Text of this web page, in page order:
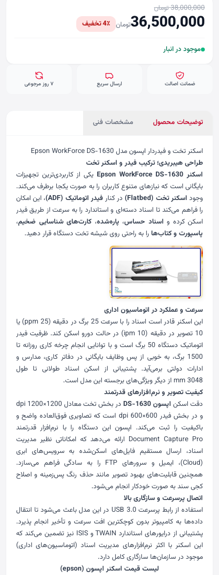
38,000,000 تومان
36,500,000تومان 4٪ تخفیف
موجود در انبار
ضمانت اصالت ارسال سریع ۷ روز مرجوعی
توضیحات محصول مشخصات فنی
اسکنر تخت و فیدردار اپسون مدل Epson WorkForce DS-1630
طراحی هیبریدی؛ ترکیب فیدر و اسکنر تخت
اسکنر Epson WorkForce DS-1630
یکی از کاربردی‌ترین تجهیزات
بایگانی است که نیازهای متنوع کاربران را به صورت یکجا برطرف می‌کند.
وجود اسکنر تخت (Flatbed) در کنار فیدر اتوماتیک (ADF)
، این امکان
را فراهم می‌کند تا اسناد دسته‌ای و استاندارد را به سرعت از طریق فیدر
اسکن کرده و اسناد حساس، پاره‌شده، کارت‌های شناسایی ضخیم،
پاسپورت و کتاب‌ها را به راحتی روی شیشه تخت دستگاه قرار دهید.
سرعت و عملکرد در اتوماسیون اداری
ایناسکنر
قادر است اسناد را با سرعت 25 برگ در دقیقه (25 ppm) یا
10 تصویر در دقیقه (10 ipm) در حالت دورو اسکن کند. ظرفیت فیدر
اتوماتیک دستگاه 50 برگ است و با توانایی انجام چرخه کاری روزانه تا
1500 برگ، به خوبی از پس وظایف بایگانی در دفاتر کاری، مدارس و
ادارات دولتی برمی‌آید. پشتیبانی از اسکن اسناد طولانی تا طول
3048 mm از دیگر ویژگی‌های برجسته این مدل است.
کیفیت تصویر و نرم‌افزارهای قدرتمند
دقت اسکن اپسون DS-1630
در بخش تخت معادل 1200×1200 dpi
و در بخش فیدر 600×600 dpi است که تصاویری فوق‌العاده واضح و
باکیفیت را ثبت می‌کند. اپسوناین دستگاه را با نرم‌افزار قدرتمند
Document Capture Pro ارائه می‌دهد که امکاناتی نظیر مدیریت
اسناد، ارسال مستقیم فایل‌های اسکن‌شده به سرویس‌های ابری
(Cloud)، ایمیل و سرورهای FTP را به سادگی فراهم می‌سازد.
همچنین قابلیت‌های بهبود تصویر مانند حذف رنگ پس‌زمینه و اصلاح
کجی سند به صورت خودکار انجام می‌شود.
اتصال پرسرعت و سازگاری بالا
استفاده از رابط پرسرعت USB 3.0 در این مدل باعث می‌شود تا انتقال
داده‌ها به کامپیوتر بدون کوچکترین افت سرعت و تأخیر انجام پذیرد.
پشتیبانی از درایورهای استاندارد TWAIN و ISIS نیز تضمین می‌کند که
این اسکنر با اکثر نرم‌افزارهای مدیریت اسناد (اتوماسیون‌های اداری)
موجود در سازمان‌ها سازگاری کامل دارد.
لیست قیمت اسکنراپسون (epson)